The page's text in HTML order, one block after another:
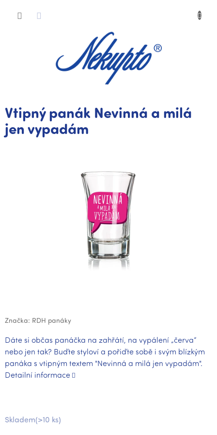
Vtipný panák Nevinná a milá
jen vypadám
Značka: RDH panáky
Skladem(>10 ks)
Dáte si občas panáčka na zahřátí, na vypálení „červa“
nebo jen tak? Buďte styloví a pořiďte sobě i svým blízkým
panáka s vtipným textem "Nevinná a milá jen vypadám".
Detailní informace